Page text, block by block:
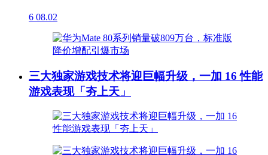
6 08.02
三大独家游戏技术将迎巨幅升级，一加 16 性能
游戏表现「夯上天」